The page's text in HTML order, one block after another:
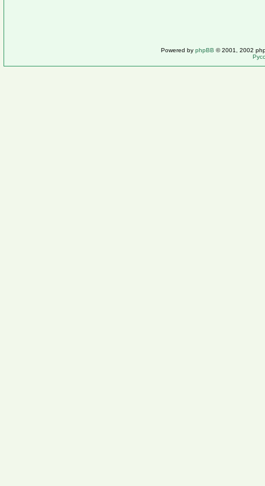
Powered by phpBB © 2001, 2002